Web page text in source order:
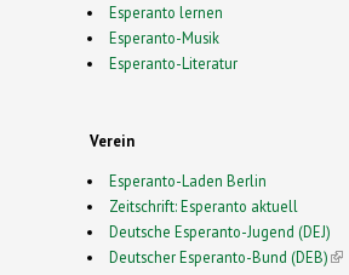
Esperanto lernen
Esperanto-Musik
Esperanto-Literatur
Verein
Esperanto-Laden Berlin
Zeitschrift: Esperanto aktuell
Deutsche Esperanto-Jugend (DEJ)
Deutscher Esperanto-Bund (DEB)